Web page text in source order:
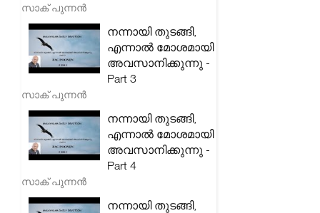
സാക് പുന്നൻ
നന്നായി തുടങ്ങി,
എന്നാൽ മോശമായി
അവസാനിക്കുന്നു -
Part 3
സാക് പുന്നൻ
നന്നായി തുടങ്ങി,
എന്നാൽ മോശമായി
അവസാനിക്കുന്നു -
Part 4
സാക് പുന്നൻ
നന്നായി തുടങ്ങി,